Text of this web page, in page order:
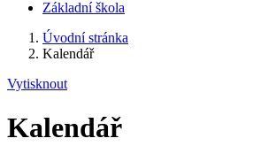
Základní škola
Úvodní stránka
Kalendář
Vytisknout
Kalendář